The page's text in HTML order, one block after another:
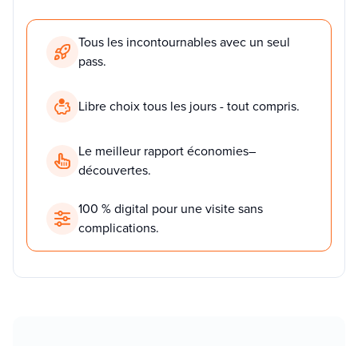
Tous les incontournables avec un seul
pass.
Libre choix tous les jours - tout compris.
Le meilleur rapport économies–
découvertes.
100 % digital pour une visite sans
complications.